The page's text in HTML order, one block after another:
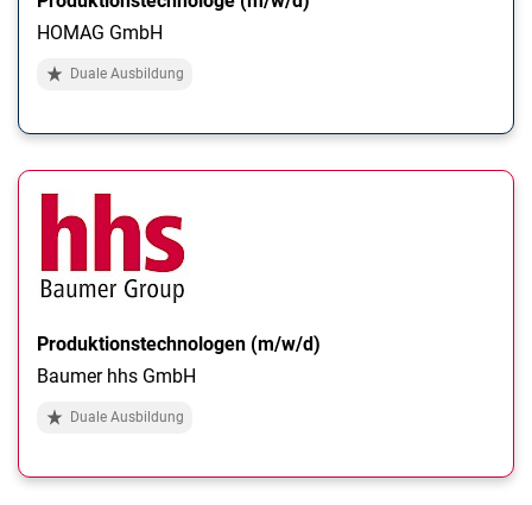
HOMAG GmbH
Duale Ausbildung
Produktionstechnologen (m/w/d)
Baumer hhs GmbH
Duale Ausbildung